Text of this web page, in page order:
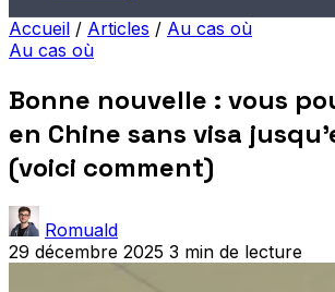
Accueil / Articles / Au cas où
Au cas où
Bonne nouvelle : vous
en Chine sans visa
(voici comment)
Romuald
29 décembre 2025 3 min de lecture